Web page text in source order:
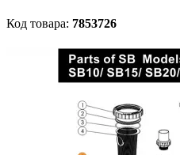
Код товара: 7853726